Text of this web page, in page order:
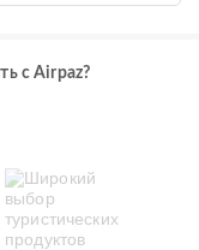
с Airpaz?